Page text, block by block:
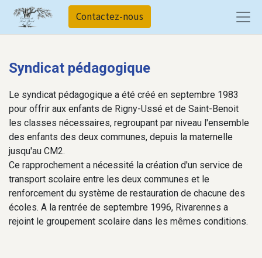
Contactez-nous
Syndicat pédagogique
Le syndicat pédagogique a été créé en septembre 1983
pour offrir aux enfants de Rigny-Ussé et de Saint-Benoit
les classes nécessaires, regroupant par niveau l'ensemble
des enfants des deux communes, depuis la maternelle
jusqu'au CM2.
Ce rapprochement a nécessité la création d'un service de
transport scolaire entre les deux communes et le
renforcement du système de restauration de chacune des
écoles. A la rentrée de septembre 1996, Rivarennes a
rejoint le groupement scolaire dans les mêmes conditions.